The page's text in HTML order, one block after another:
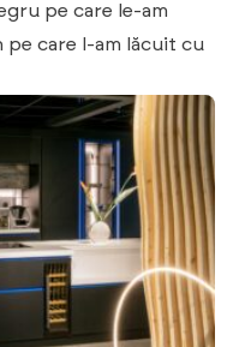
pe care le-am
care l-am lăcuit cu